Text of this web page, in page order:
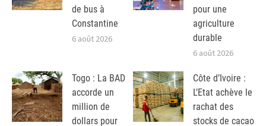
de bus à
Constantine
6 août 2026
pour une
agriculture
durable
6 août 2026
Togo : La BAD
accorde un
million de
dollars pour
Côte d’Ivoire :
L’Etat achève le
rachat des
stocks de cacao